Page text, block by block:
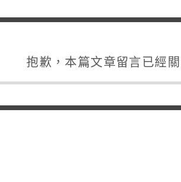
抱歉，本篇文章留言已經